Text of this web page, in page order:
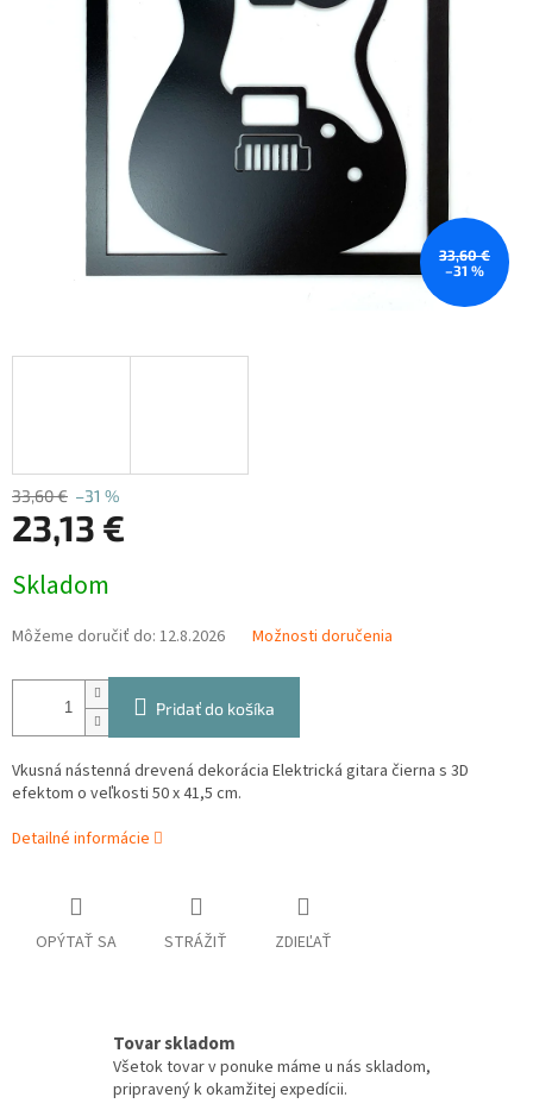
33,60 €
–31 %
33,60 € –31 %
23,13 €
cena:
Skladom
Môžeme doručiť do: 12.8.2026 Možnosti doručenia
Pridať do košíka
Vkusná nástenná drevená dekorácia Elektrická gitara čierna s 3D
efektom o veľkosti 50 x 41,5 cm.
Detailné informácie
OPÝTAŤ SA STRÁŽIŤ ZDIEĽAŤ
Tovar skladom
Všetok tovar v ponuke máme u nás skladom,
pripravený k okamžitej expedícii.